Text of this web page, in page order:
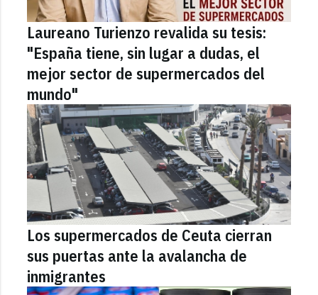
Laureano Turienzo revalida su tesis:
"España tiene, sin lugar a dudas, el
mejor sector de supermercados del
mundo"
Los supermercados de Ceuta cierran
sus puertas ante la avalancha de
inmigrantes